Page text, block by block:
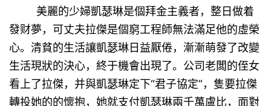
美麗的少婦凱瑟琳是個拜金主義者，整日做着
發财夢，可丈夫拉傑是個窮工程師無法滿足他的虛榮
心。清貧的生活讓凱瑟琳日益厭倦，漸漸萌發了改變
生活現狀的決心，終于機會出現了。公司老闆的侄女
看上了拉傑，并與凱瑟琳定下“君子協定”，隻要拉傑
轉投她的的懷抱，她就支付凱瑟琳兩千萬盧比，面對